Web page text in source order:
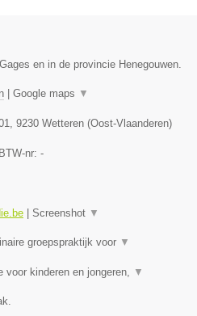
en in de provincie Henegouwen.
Google maps ▼
, 9230 Wetteren (Oost-Vlaanderen)
nr: -
Screenshot ▼
groepspraktijk voor ▼
voor kinderen en jongeren, ▼